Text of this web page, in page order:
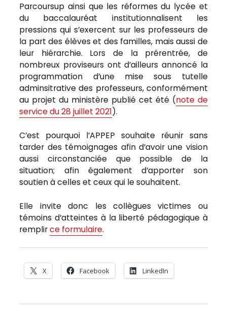
Parcoursup ainsi que les réformes du lycée et
du baccalauréat institutionnalisent les
pressions qui s’exercent sur les professeurs de
la part des élèves et des familles, mais aussi de
leur hiérarchie. Lors de la prérentrée, de
nombreux proviseurs ont d’ailleurs annoncé la
programmation d’une mise sous tutelle
adminsitrative des professeurs, conformément
au projet du ministère publié cet été (note de
service du 28 juillet 2021).
C’est pourquoi l’APPEP souhaite réunir sans
tarder des témoignages afin d’avoir une vision
aussi circonstanciée que possible de la
situation; afin également d’apporter son
soutien à celles et ceux qui le souhaitent.
Elle invite donc les collègues victimes ou
témoins d’atteintes à la liberté pédagogique à
remplirce formulaire.
X Facebook LinkedIn